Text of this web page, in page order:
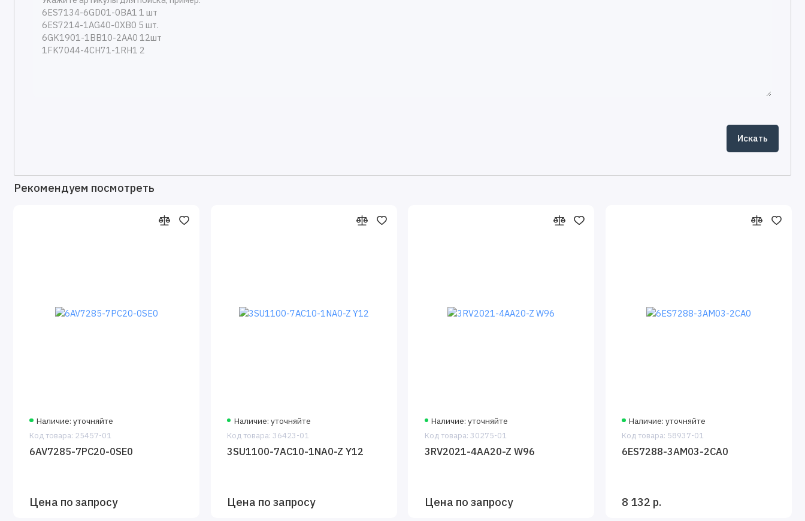
Рекомендуем посмотреть
Наличие: уточняйте
Код товара: 25457-01
6AV7285-7PC20-0SE0
Цена по запросу
Наличие: уточняйте
Код товара: 36423-01
3SU1100-7AC10-1NA0-Z Y12
Цена по запросу
Наличие: уточняйте
Код товара: 30275-01
3RV2021-4AA20-Z W96
Цена по запросу
Наличие: уточняйте
Код товара: 58937-01
6ES7288-3AM03-2CA0
8 132 р.